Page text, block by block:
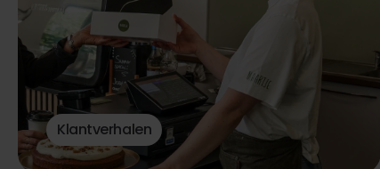
Klantverhalen